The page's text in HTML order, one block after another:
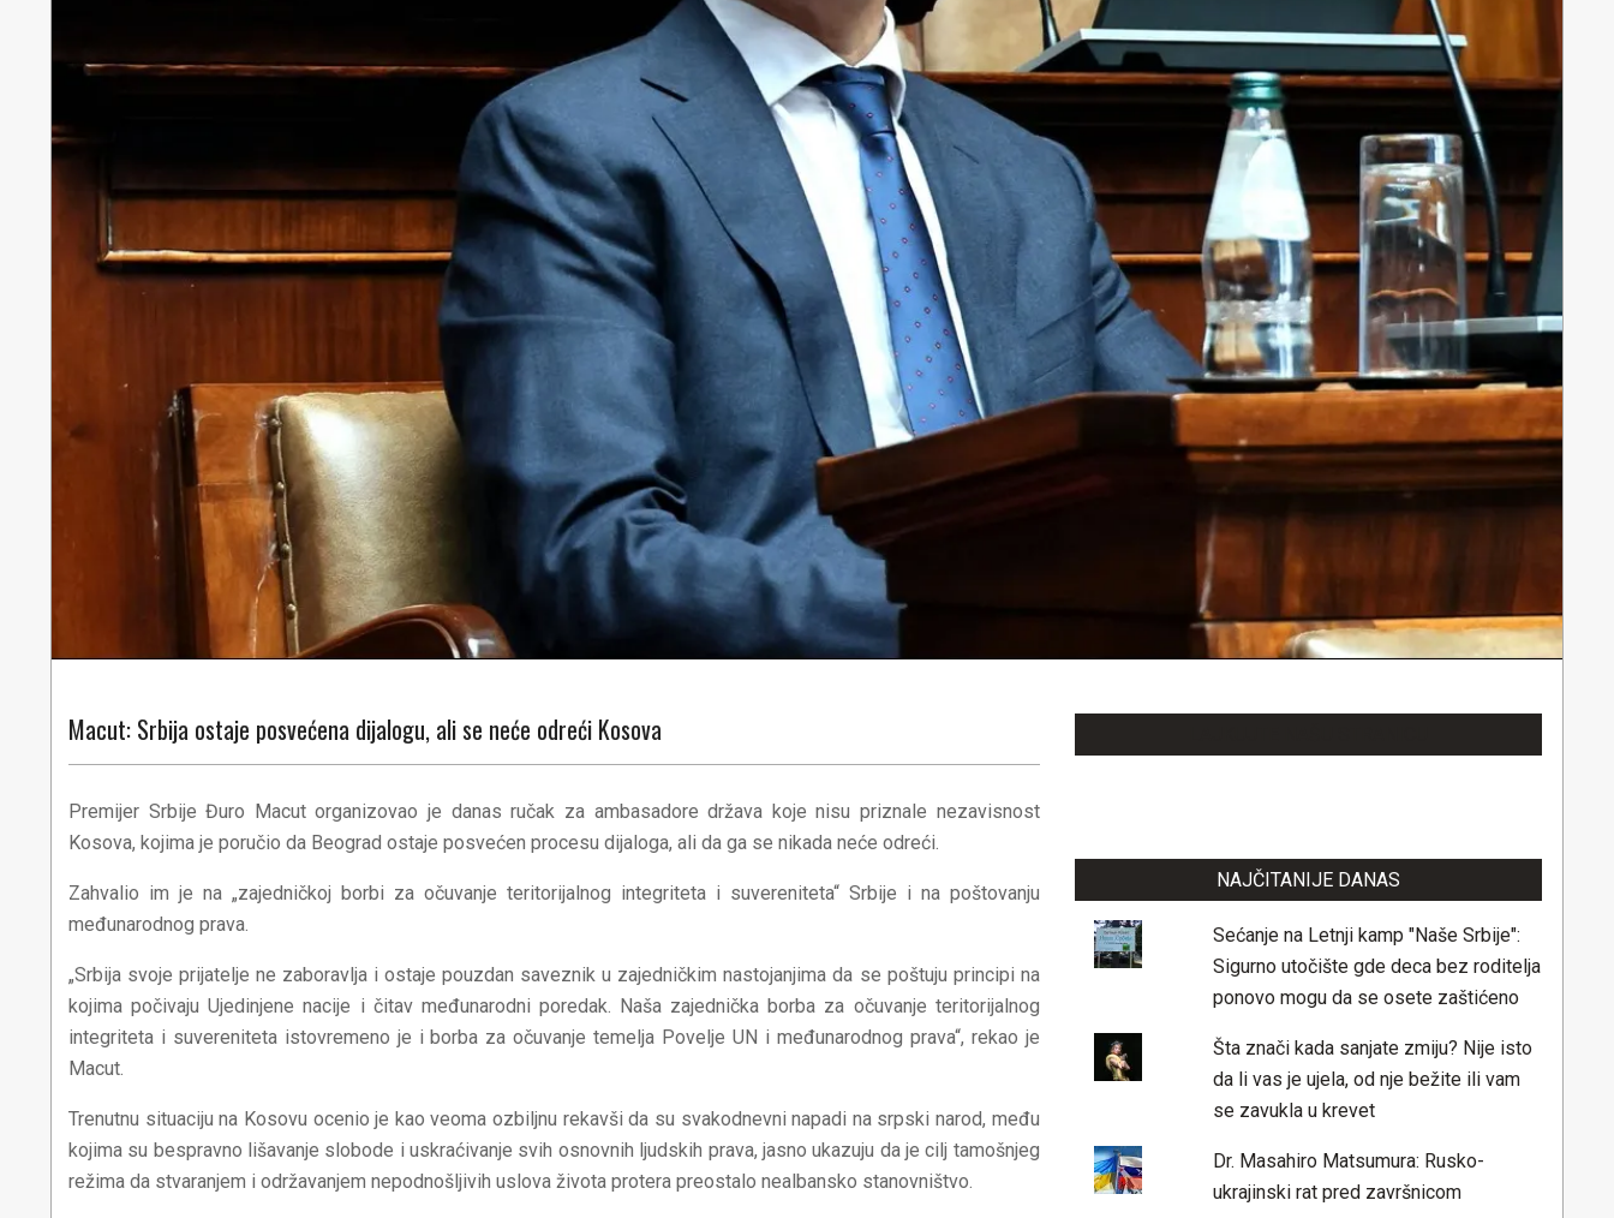
Macut: Srbija ostaje posvećena dijalogu, ali se neće odreći Kosova
Premijer Srbije Đuro Macut organizovao je danas ručak za ambasadore država koje nisu priznale nezavisnost
Kosova, kojima je poručio da Beograd ostaje posvećen procesu dijaloga, ali da ga se nikada neće odreći.
Zahvalio im je na „zajedničkoj borbi za očuvanje teritorijalnog integriteta i suvereniteta“ Srbije i na poštovanju
međunarodnog prava.
„Srbija svoje prijatelje ne zaboravlja i ostaje pouzdan saveznik u zajedničkim nastojanjima da se poštuju principi na
kojima počivaju Ujedinjene nacije i čitav međunarodni poredak. Naša zajednička borba za očuvanje teritorijalnog
integriteta i suvereniteta istovremeno je i borba za očuvanje temelja Povelje UN i međunarodnog prava“, rekao je
Macut.
Trenutnu situaciju na Kosovu ocenio je kao veoma ozbiljnu rekavši da su svakodnevni napadi na srpski narod, među
kojima su bespravno lišavanje slobode i uskraćivanje svih osnovnih ljudskih prava, jasno ukazuju da je cilj tamošnjeg
režima da stvaranjem i održavanjem nepodnošljivih uslova života protera preostalo nealbansko stanovništvo.
NAJČITANIJE DANAS
Sećanje na Letnji kamp "Naše Srbije":
Sigurno utočište gde deca bez roditelja
ponovo mogu da se osete zaštićeno
Šta znači kada sanjate zmiju? Nije isto
da li vas je ujela, od nje bežite ili vam
se zavukla u krevet
Dr. Masahiro Matsumura: Rusko-
ukrajinski rat pred završnicom